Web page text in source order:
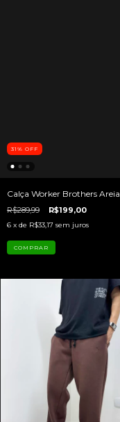
31 % OFF
Calça Worker Brothers Areia
R$289,99 R$199,00
6 x de R$33,17 sem juros
COMPRAR